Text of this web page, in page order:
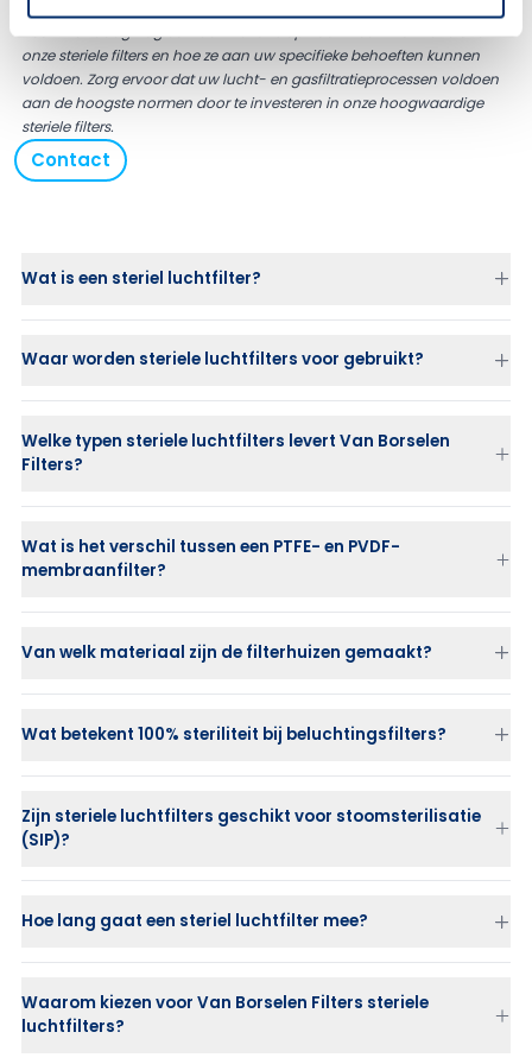
onze steriele filters en hoe ze aan uw specifieke behoeften kunnen
voldoen. Zorg ervoor dat uw lucht- en gasfiltratieprocessen voldoen
aan de hoogste normen door te investeren in onze hoogwaardige
steriele filters.
Contact
Wat is een steriel luchtfilter?
Waar worden steriele luchtfilters voor gebruikt?
Persluchtfiltratiein productieprocessen
Autoclaaf vacuum breaksensteriele stoomsystemen
Welke typen steriele luchtfilters levert Van Borselen
Filters?
Tankbeluchtingsfilters (P-BE)voor 100% steriele opslag
Capsulefilters (PTFE, PVDF, PP)voor compacte toepassingen
Wat is het verschil tussen een PTFE- en PVDF-
membraanfilter?
PTFE-filterszijn hydrofoob en geschikt voor steriele lucht- en
PVDF-filterszijn hydrofiel, chemisch bestendig en vaak gebruikt
Van welk materiaal zijn de filterhuizen gemaakt?
Wat betekent 100% steriliteit bij beluchtingsfilters?
Zijn steriele luchtfilters geschikt voor stoomsterilisatie
(SIP)?
Hoe lang gaat een steriel luchtfilter mee?
Waarom kiezen voor Van Borselen Filters steriele
luchtfilters?